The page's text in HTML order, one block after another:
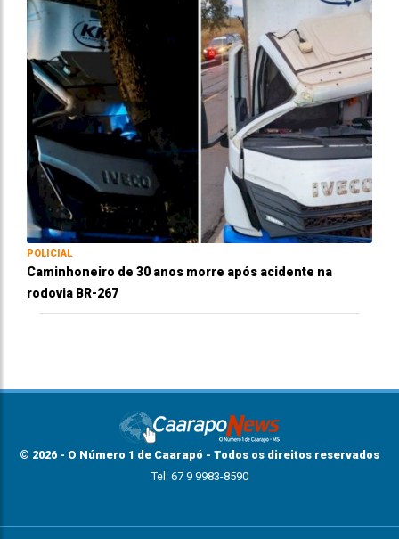
POLICIAL
Caminhoneiro de 30 anos morre após acidente na
rodovia BR-267
© 2026 - O Número 1 de Caarapó - Todos os direitos reservados
Tel: 67 9 9983-8590